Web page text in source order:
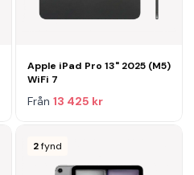
Apple iPad Pro 13" 2025 (M5)
WiFi 7
Från 13 425 kr
2 fynd